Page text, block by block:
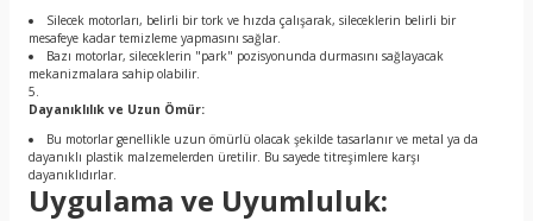
Silecek motorları, belirli bir tork ve hızda çalışarak, sileceklerin belirli bir
mesafeye kadar temizleme yapmasını sağlar.
Bazı motorlar, sileceklerin "park" pozisyonunda durmasını sağlayacak
mekanizmalara sahip olabilir.
Dayanıklılık ve Uzun Ömür:
Bu motorlar genellikle uzun ömürlü olacak şekilde tasarlanır ve metal ya da
dayanıklı plastik malzemelerden üretilir. Bu sayede titreşimlere karşı
dayanıklıdırlar.
Uygulama ve Uyumluluk: